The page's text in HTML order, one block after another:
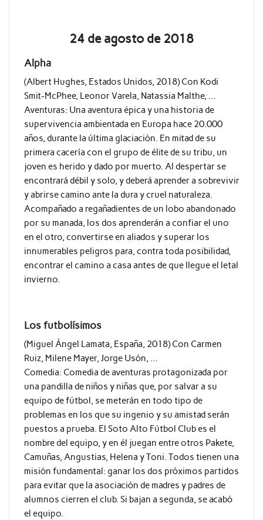
24 de agosto de 2018
Alpha
(Albert Hughes, Estados Unidos, 2018) Con Kodi
Smit-McPhee, Leonor Varela, Natassia Malthe, …
Aventuras: Una aventura épica y una historia de
supervivencia ambientada en Europa hace 20.000
años, durante la última glaciación. En mitad de su
primera cacería con el grupo de élite de su tribu, un
joven es herido y dado por muerto. Al despertar se
encontrará débil y solo, y deberá aprender a sobrevivir
y abrirse camino ante la dura y cruel naturaleza.
Acompañado a regañadientes de un lobo abandonado
por su manada, los dos aprenderán a confiar el uno
en el otro, convertirse en aliados y superar los
innumerables peligros para, contra toda posibilidad,
encontrar el camino a casa antes de que llegue el letal
invierno.
Los futbolísimos
(Miguel Ángel Lamata, España, 2018) Con Carmen
Ruiz, Milene Mayer, Jorge Usón, …
Comedia: Comedia de aventuras protagonizada por
una pandilla de niños y niñas que, por salvar a su
equipo de fútbol, se meterán en todo tipo de
problemas en los que su ingenio y su amistad serán
puestos a prueba. El Soto Alto Fútbol Club es el
nombre del equipo, y en él juegan entre otros Pakete,
Camuñas, Angustias, Helena y Toni. Todos tienen una
misión fundamental: ganar los dos próximos partidos
para evitar que la asociación de madres y padres de
alumnos cierren el club. Si bajan a segunda, se acabó
el equipo.